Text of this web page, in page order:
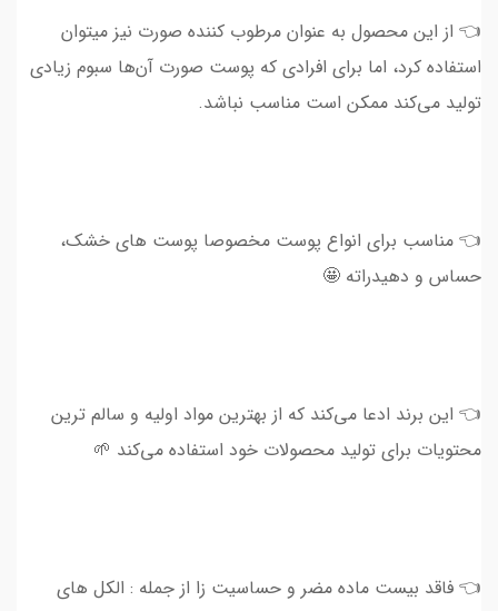
👈 از این محصول به عنوان مرطوب کننده صورت نیز میتوان
استفاده کرد، اما برای افرادی که پوست صورت آن‌ها سبوم زیادی
تولید می‌کند ممکن است مناسب نباشد.
👈 مناسب برای انواع پوست مخصوصا پوست های خشک،
حساس و دهیدراته 🤩
👈 این برند ادعا می‌کند که از بهترین مواد اولیه و سالم ترین
محتویات برای تولید محصولات خود استفاده می‌کند 🌱
👈 فاقد بیست ماده مضر و حساسیت زا از جمله : الکل های